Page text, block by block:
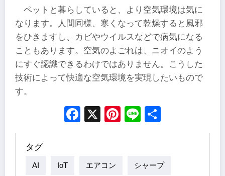
ペットと暮らしていると、より空気環境は気に
なります。人間同様、寒くなって乾燥すると風邪
をひきますし、カビやウイルスなどで病気になる
こともあります。空気のよごれは、ニオイのよう
にすぐ認識できるわけではありません。こうした
技術によって快適な空気環境を実現したいもので
す。
Facebook
X Pinterest
Line
タグ
AI IoT エアコン シャープ